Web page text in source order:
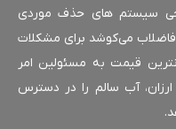
های حذف موردی
می‌کوشد برای مشکلات
قیمت به مسئولین امر
آب سالم را در دسترس